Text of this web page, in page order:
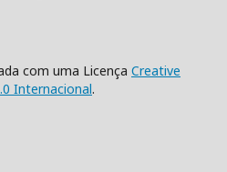
com uma Licença Creative
Internacional.